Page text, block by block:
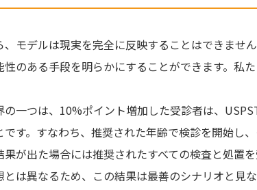
、モデルは現実を完全に反映することはできませ
性のある手段を明らかにすることができます。私
の一つは、10%ポイント増加した受診者は、
です。すなわち、推奨された年齢で検診を開始し
果が出た場合には推奨されたすべての検査と処置
とは異なるため、この結果は最善のシナリオと見な